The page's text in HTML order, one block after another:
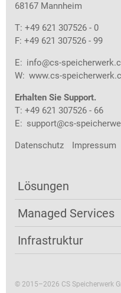
68167 Mannheim
T: +49 621 307526 - 0
F: +49 621 307526 - 99
E: info@cs-
W: www.cs-
Erhalten Sie Support.
T: +49 621 307526 - 66
E: support@cs-
Datenschutz Impressum
Lösungen
Managed Services
Infrastruktur
© 2015–2026 CS Speicherwerk